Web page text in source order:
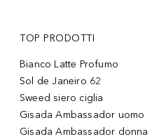
TOP PRODOTTI
Bianco Latte Profumo
Sol de Janeiro 62
Sweed siero ciglia
Gisada Ambassador uomo
Gisada Ambassador donna